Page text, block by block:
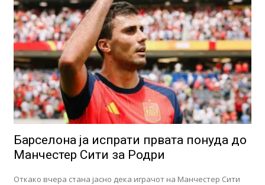
Барселона ја испрати првата понуда до
Манчестер Сити за Родри
Откако вчера стана јасно дека играчот на Манчестер Сити